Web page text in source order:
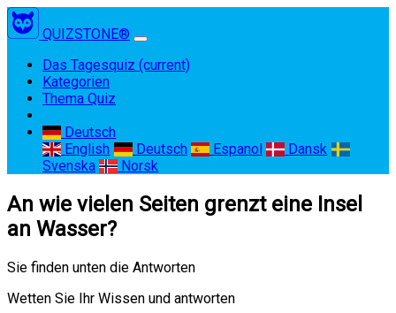
QUIZSTONE®
Das Tagesquiz (current)
Kategorien
Thema Quiz
Deutsch
English
Deutsch Espanol
Dansk
Svenska
Norsk
An wie vielen Seiten grenzt eine Insel
an Wasser?
Sie finden unten die Antworten
Wetten Sie Ihr Wissen und antworten